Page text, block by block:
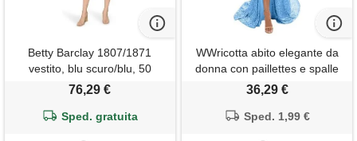
Betty Barclay 1807/1871
vestito, blu scuro/blu, 50
donna
76,29 €
Sped. gratuita
WWricotta abito elegante da
donna con paillettes e spalle
scoperte, per feste, cocktail,
aderente, da ballo, casual ed
36,29 €
Sped. 1,99 €